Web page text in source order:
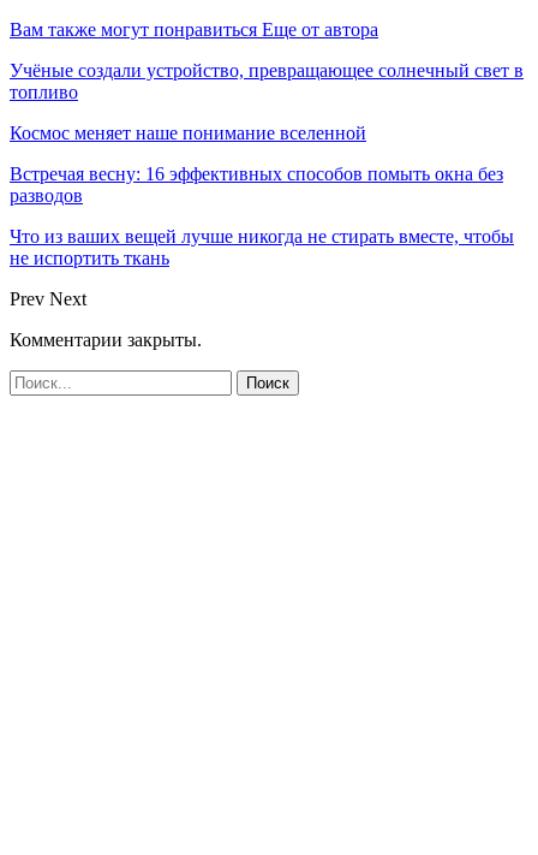
Вам также могут понравиться Еще от автора
Учёные создали устройство, превращающее солнечный свет в
топливо
Космос меняет наше понимание вселенной
Встречая весну: 16 эффективных способов помыть окна без
разводов
Что из ваших вещей лучше никогда не стирать вместе, чтобы
не испортить ткань
Prev Next
Комментарии закрыты.